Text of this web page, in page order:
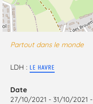
Partout dans le monde
LDH : LE HAVRE
Date
27/10/2021 - 31/10/2021 -